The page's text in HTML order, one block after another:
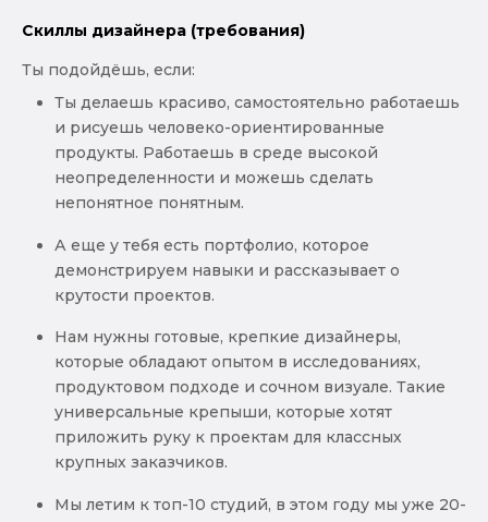
Скиллы дизайнера (требования)
Ты подойдёшь, если:
Ты делаешь красиво, самостоятельно работаешь
и рисуешь человеко-ориентированные
продукты. Работаешь в среде высокой
неопределенности и можешь сделать
непонятное понятным.
А еще у тебя есть портфолио, которое
демонстрируем навыки и рассказывает о
крутости проектов.
Нам нужны готовые, крепкие дизайнеры,
которые обладают опытом в исследованиях,
продуктовом подходе и сочном визуале. Такие
универсальные крепыши, которые хотят
приложить руку к проектам для классных
крупных заказчиков.
Мы летим к топ-10 студий, в этом году мы уже 20-